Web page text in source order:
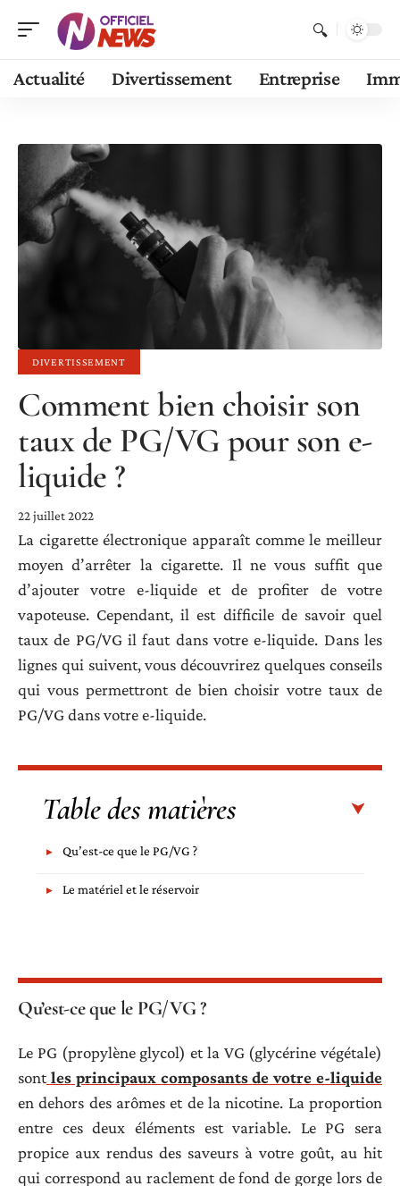
Actualité Divertissement Entreprise
DIVERTISSEMENT
Comment bien choisir son
taux de PG/VG pour son e-
liquide ?
22 juillet 2022
La cigarette électronique apparaît comme le meilleur
moyen d’arrêter la cigarette. Il ne vous suffit que
d’ajouter votre e-liquide et de profiter de votre
vapoteuse. Cependant, il est difficile de savoir quel
taux de PG/VG il faut dans votre e-liquide. Dans les
lignes qui suivent, vous découvrirez quelques conseils
qui vous permettront de bien choisir votre taux de
PG/VG dans votre e-liquide.
Table des matières
Qu’est-ce que le PG/VG ?
Le matériel et le réservoir
Qu’est-ce que le PG/VG ?
Le PG (propylène glycol) et la VG (glycérine végétale)
sontles principaux composants de votre e-liquide
en dehors des arômes et de la nicotine. La proportion
entre ces deux éléments est variable. Le PG sera
propice aux rendus des saveurs à votre goût, au hit
qui correspond au raclement de fond de gorge lors de